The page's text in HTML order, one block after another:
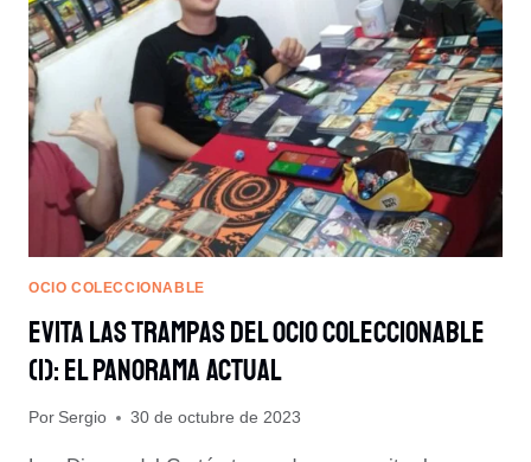
(2):
PONERSE
A
NIVEL
OCIO COLECCIONABLE
Evita Las Trampas Del Ocio Coleccionable
(1): El Panorama Actual
Por Sergio 30 de octubre de 2023